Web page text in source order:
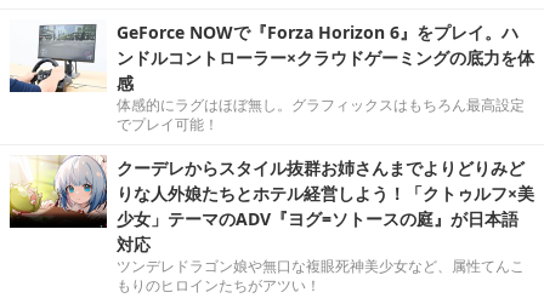
GeForce NOWで『Forza Horizon 6』をプレイ。ハ
ンドルコントローラー×クラウドゲーミングの底力を体
感
体感的にラグはほぼ無し。グラフィックスはもちろん最高設定
でプレイ可能！
クーデレからスタイル抜群お姉さんまでよりどりみど
りな人外娘たちとホテル経営しよう！「クトゥルフ×美
少女」テーマのADV『ヨグ=ソトースの庭』が日本語
対応
ツンデレドラゴン娘や無口な複眼死神美少女など、属性てんこ
もりのヒロインたちがアツい！